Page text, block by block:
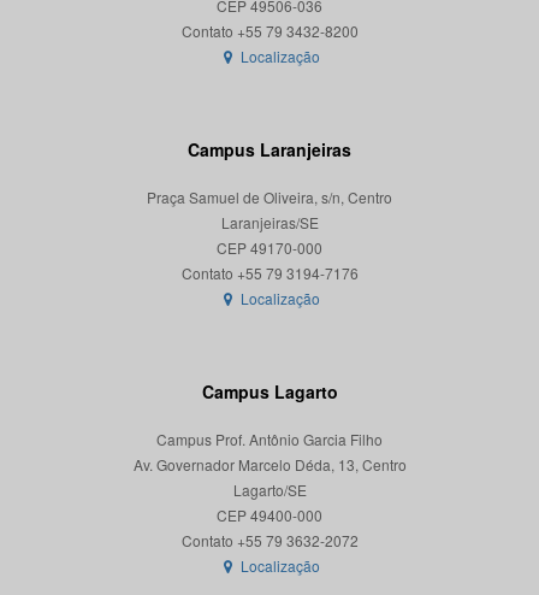
CEP 49506-036
Localização
Campus Laranjeiras
Praça Samuel de Oliveira, s/n, Centro
Laranjeiras/SE
CEP 49170-000
Localização
Campus Lagarto
Campus Prof. Antônio Garcia Filho
Av. Governador Marcelo Déda, 13, Centro
Lagarto/SE
CEP 49400-000
Localização